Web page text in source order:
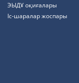
ЭЫДҰ оқиғалары
Іс-шаралар жоспары